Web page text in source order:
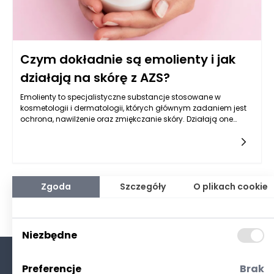
Czym dokładnie są emolienty i jak
działają na skórę z AZS?
Emolienty to specjalistyczne substancje stosowane w
kosmetologii i dermatologii, których głównym zadaniem jest
ochrona, nawilżenie oraz zmiękczanie skóry. Działają one
alergeny. W kontekście chorób skóry, zwłaszcza atopowego
zapalenia skóry (AZS), ich rola jest nie do przecenienia.
Emolienty skutecznie wspomagają regenerację
przynoszą ulgę w stanach zaostrzeń chorobowych. W
zależności od formuły i składu, mogą mieć pochodzenie
naturalne – jak oleje roślinne czy masła roślinne – lub
Zgoda Szczegóły O plikach cookie
Niezbędne
Preferencje Brak